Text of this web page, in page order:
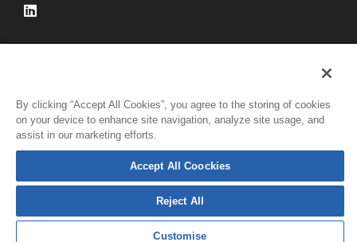
Privacidade|Política de Cookies|Direitos dos titulares|Como tratamos
By clicking “Accept All Cookies”, you agree to the storing of cookies
on your device to enhance site navigation, analyze site usage, and
assist in our marketing efforts.
Accept All Coockies
Reject All
Customise